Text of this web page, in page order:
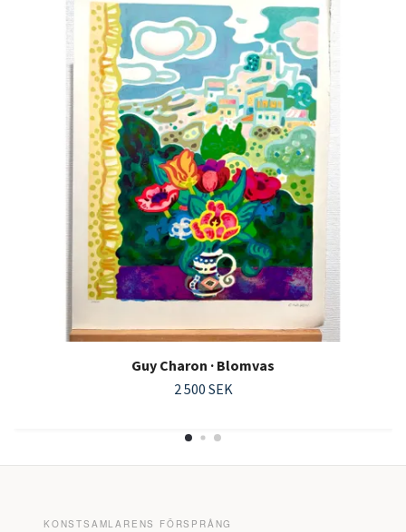
Guy Charon · Blomvas
2 500 SEK
KONSTSAMLARENS FÖRSPRÅNG